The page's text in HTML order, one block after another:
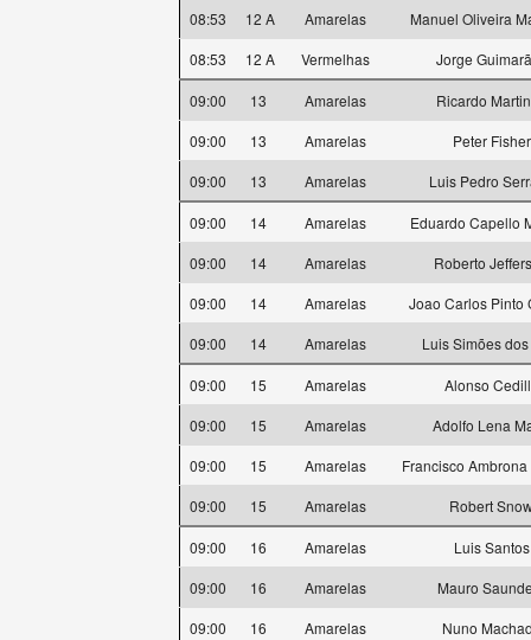
08:53
12 A Amarelas
Manuel Oliveira
08:53
12 A Vermelhas Jorge
09:00 13 Amarelas
Ricardo
09:00
13 Amarelas
Peter Fisher
09:00
13 Amarelas Luis Pedro
09:00 14 Amarelas
Eduardo Capello
09:00
14 Amarelas
Roberto
09:00
14 Amarelas
Joao Carlos Pinto
09:00
14 Amarelas Luis Simões
09:00 15 Amarelas
Alonso
09:00
15 Amarelas
Adolfo Lena
09:00
15 Amarelas
Francisco
09:00
15 Amarelas Robert
09:00 16 Amarelas
Luis Santos
09:00
16 Amarelas
Mauro
09:00
16 Amarelas Nuno